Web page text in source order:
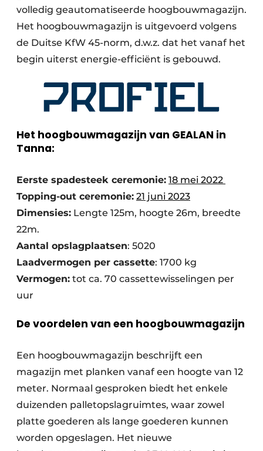
volledig geautomatiseerde hoogbouwmagazijn.
Het hoogbouwmagazijn is uitgevoerd volgens
de Duitse KfW 45-norm, d.w.z. dat het vanaf het
begin uiterst energie-efficiënt is gebouwd.
Het hoogbouwmagazijn van GEALAN in
Tanna:
Eerste spadesteek ceremonie: 18 mei 2022
Topping-out ceremonie: 21 juni 2023
Dimensies: Lengte 125m, hoogte 26m, breedte
22m.
Aantal opslagplaatsen: 5020
Laadvermogen per cassette: 1700 kg
Vermogen: tot ca. 70 cassettewisselingen per
uur
De voordelen van een hoogbouwmagazijn
Een hoogbouwmagazijn beschrijft een
magazijn met planken vanaf een hoogte van 12
meter. Normaal gesproken biedt het enkele
duizenden palletopslagruimtes, waar zowel
platte goederen als lange goederen kunnen
worden opgeslagen. Het nieuwe